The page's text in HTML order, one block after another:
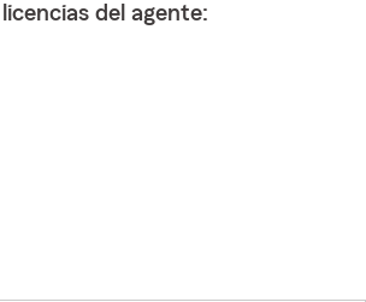
del agente: